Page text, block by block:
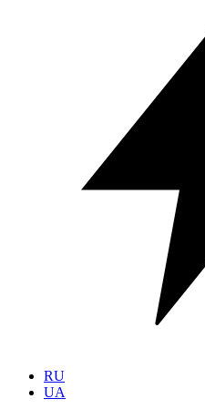
RU
UA